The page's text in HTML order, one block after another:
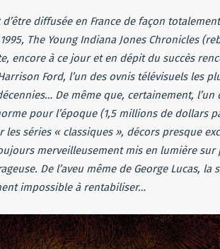
diffusée en France de façon
The Young Indiana Jones Chronicles
encore à ce jour et en dépit du succès
Ford, l’un des ovnis télévisuels les
De même que, certainement, l’un
pour l’époque (1,5 millions de dollars
séries « classiques », décors presque
merveilleusement mis en lumière sur
De l’aveu même de George Lucas, la
impossible à rentabiliser…